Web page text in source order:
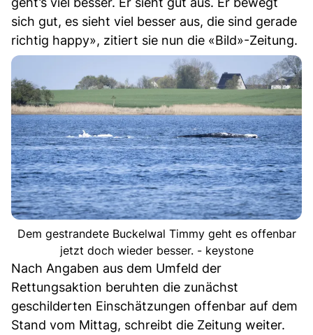
sich gut, es sieht viel besser aus, die sind gerade
richtig happy», zitiert sie nun die «Bild»-Zeitung.
Dem gestrandete Buckelwal Timmy geht es offenbar
jetzt doch wieder besser. - keystone
Nach Angaben aus dem Umfeld der
Rettungsaktion beruhten die zunächst
geschilderten Einschätzungen offenbar auf dem
Stand vom Mittag, schreibt die Zeitung weiter.